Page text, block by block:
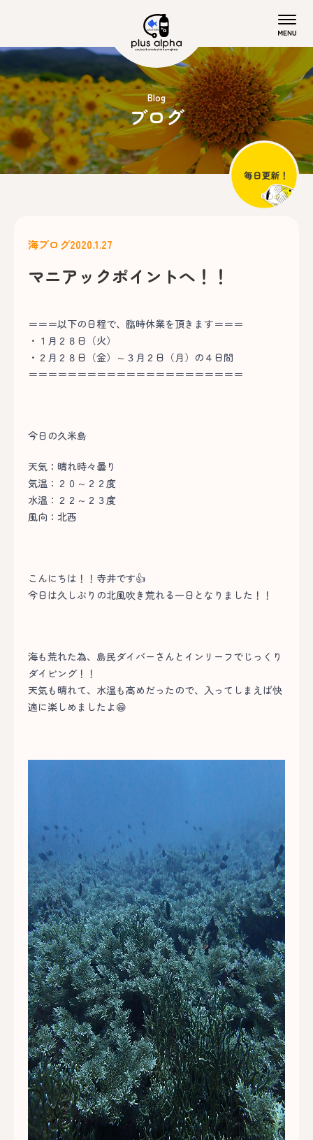
Blog
ブログ
海ブログ2020.1.27
マニアックポイントへ！！
＝＝＝以下の日程で、臨時休業を頂きます＝＝＝
・１月２８日（火）
・２月２８日（金）～３月２日（月）の４日間
＝＝＝＝＝＝＝＝＝＝＝＝＝＝＝＝＝＝＝＝＝＝
今日の久米島
天気：晴れ時々曇り
気温：２０～２２度
水温：２２～２３度
風向：北西
こんにちは！！寺井です👍
今日は久しぶりの北風吹き荒れる一日となりました！！
海も荒れた為、島民ダイバーさんとインリーフでじっくり
ダイビング！！
天気も晴れて、水温も高めだったので、入ってしまえば快
適に楽しめましたよ😁